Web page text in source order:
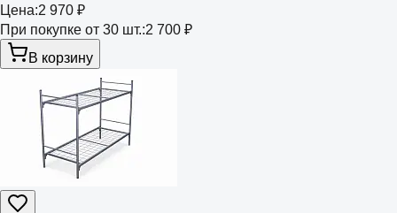
Цена:2 970 ₽
При покупке от 30 шт.:2 700 ₽
В корзину